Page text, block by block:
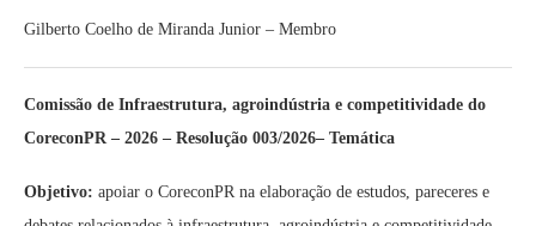
Gilberto Coelho de Miranda Junior – Membro
Comissão de Infraestrutura, agroindústria e competitividade do
CoreconPR – 2026 – Resolução 003/2026– Temática
Objetivo: apoiar o CoreconPR na elaboração de estudos, pareceres e